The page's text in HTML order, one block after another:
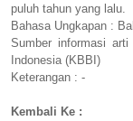
puluh tahun yang lalu.
Bahasa Ungkapan :
Sumber informasi
Indonesia (KBBI)
Keterangan : -
Kembali Ke :